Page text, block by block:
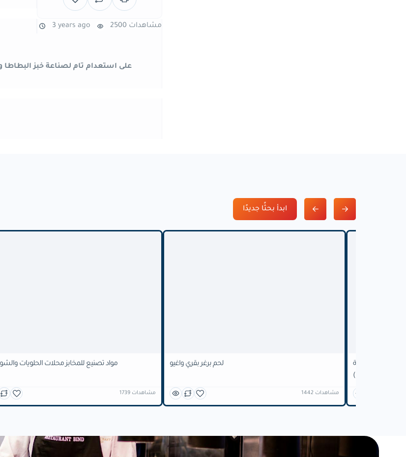
3 years ago 2500 مشاهدات
على استعدام تام لصناعة خبز البطاطا
ابدأ بحثًا جديدًا
مواد تصنيع للمخابز محلات الحلويات
1739 مشاهدات
لحم برغر بقري واغيو
1442 مشاهدات
السياحية
(DEMO)